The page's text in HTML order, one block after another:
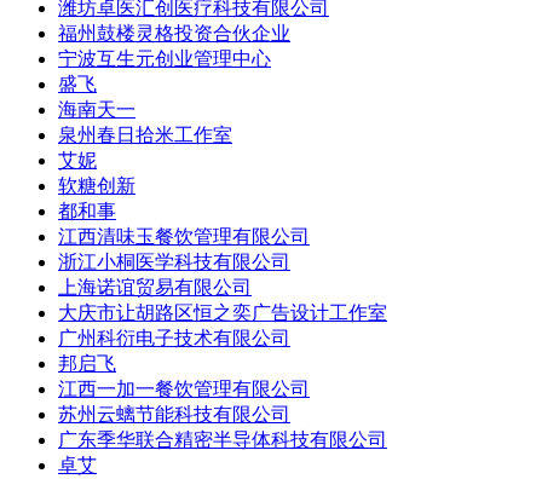
潍坊卓医汇创医疗科技有限公司
福州鼓楼灵格投资合伙企业
宁波互生元创业管理中心
盛飞
海南天一
泉州春日拾米工作室
艾妮
软糖创新
都和事
江西清味玉餐饮管理有限公司
浙江小桐医学科技有限公司
上海诺谊贸易有限公司
大庆市让胡路区恒之奕广告设计工作室
广州科衍电子技术有限公司
邦启飞
江西一加一餐饮管理有限公司
苏州云螭节能科技有限公司
广东季华联合精密半导体科技有限公司
卓艾